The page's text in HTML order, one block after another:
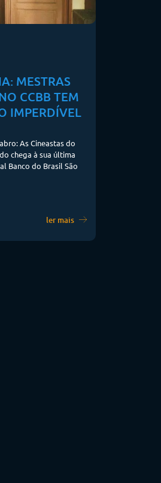
MESTRAS
CCBB TEM
IMPERDÍVEL
As Cineastas do
chega à sua última
Banco do Brasil São
ler mais